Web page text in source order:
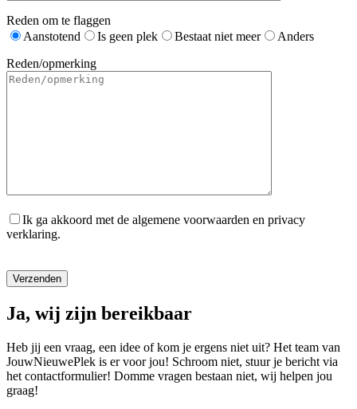
Reden om te flaggen
Aanstotend
Is geen plek Bestaat niet meer
Anders
Reden/opmerking
Ik ga akkoord met de algemene voorwaarden en privacy
verklaring.
Ja, wij zijn bereikbaar
Heb jij een vraag, een idee of kom je ergens niet uit? Het team van
JouwNieuwePlek is er voor jou! Schroom niet, stuur je bericht via
het contactformulier! Domme vragen bestaan niet, wij helpen jou
graag!